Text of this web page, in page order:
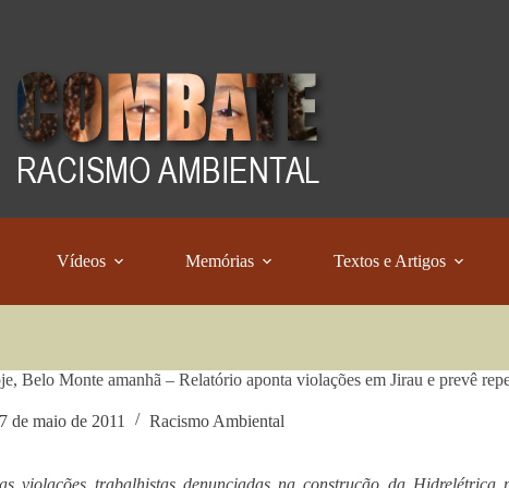
Vídeos Memórias Textos e Artigos
Belo Monte amanhã – Relatório aponta violações em Jirau e prevê
de maio de 2011 Racismo Ambiental
violações trabalhistas denunciadas na construção da